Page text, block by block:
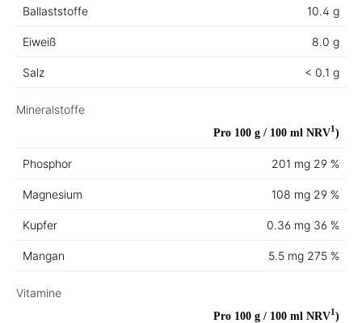
Ballaststoffe 10.4 g
Eiweiß 8.0 g
Salz < 0.1 g
Mineralstoffe
Pro 100 g / 100 ml NRV1)
Phosphor 201 mg 29 %
Magnesium 108 mg 29 %
Kupfer 0.36 mg 36 %
Mangan 5.5 mg 275 %
Vitamine
Pro 100 g / 100 ml NRV1)